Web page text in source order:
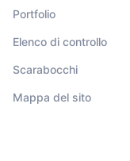
Portfolio
Elenco di controllo
Scarabocchi
Mappa del sito